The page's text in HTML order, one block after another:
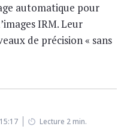
automatique pour
IRM. Leur
de précision « sans
Lecture 2 min.